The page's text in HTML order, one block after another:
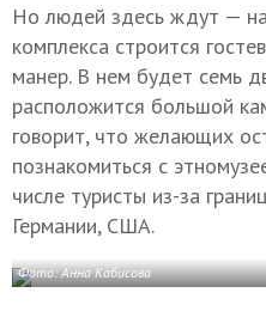
Но людей здесь ждут —
комплекса строится
манер. В нем будет семь
расположится большой
говорит, что желающих
познакомиться с
числе туристы из-за
Германии, США.
Фото: Анна Кабисова